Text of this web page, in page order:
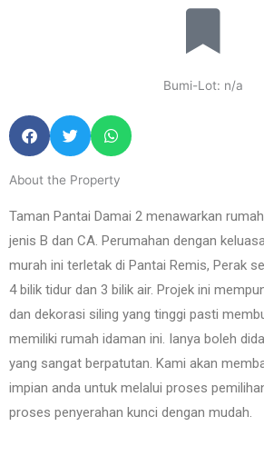
Bumi-Lot: n/a
About the Property
Taman Pantai Damai 2 menawarkan
jenis B dan CA. Perumahan dengan
murah ini terletak di Pantai Remis, Perak
4 bilik tidur dan 3 bilik air. Projek ini
dan dekorasi siling yang tinggi pasti
memiliki rumah idaman ini. Ianya boleh
yang sangat berpatutan. Kami akan
impian anda untuk melalui proses
proses penyerahan kunci dengan mudah.